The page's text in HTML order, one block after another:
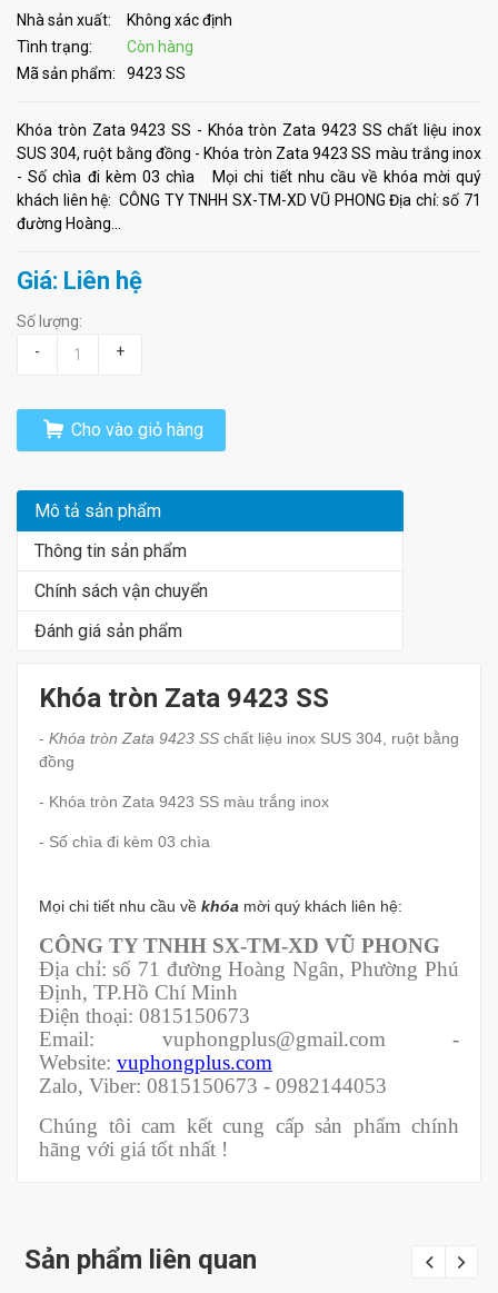
Nhà sản xuất:
Không xác định
Tình trạng:
Còn hàng
Mã sản phẩm:
9423 SS
Khóa tròn Zata 9423 SS - Khóa tròn Zata 9423 SS chất liệu inox
SUS 304, ruột bằng đồng - Khóa tròn Zata 9423 SS màu trắng inox
- Số chìa đi kèm 03 chìa Mọi chi tiết nhu cầu về khóa mời quý
khách liên hệ: CÔNG TY TNHH SX-TM-XD VŨ PHONG Địa chỉ: số 71
đường Hoàng...
Giá: Liên hệ
Số lượng:
-
+
Cho vào giỏ hàng
Mô tả sản phẩm
Thông tin sản phẩm
Chính sách vận chuyển
Đánh giá sản phẩm
Khóa tròn Zata 9423 SS
- Khóa tròn Zata 9423 SS chất liệu inox SUS 304, ruột bằng
đồng
- Khóa tròn Zata 9423 SS màu trắng inox
- Số chìa đi kèm 03 chìa
Mọi chi tiết nhu cầu về khóa mời quý khách liên hệ:
CÔNG TY TNHH SX-TM-XD VŨ PHONG
Địa chỉ: số 71 đường Hoàng Ngân, Phường Phú
Định, TP.Hồ Chí Minh
Điện thoại: 0815150673
Email: vuphongplus@gmail.com -
Website: vuphongplus.com
Zalo, Viber: 0815150673 - 0982144053
Chúng tôi cam kết cung cấp sản phẩm chính
hãng với giá tốt nhất !
Sản phẩm liên quan